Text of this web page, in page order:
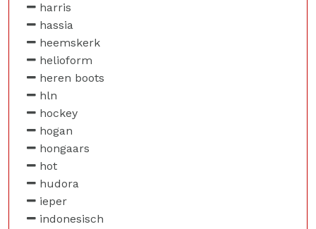
harris
hassia
heemskerk
helioform
heren boots
hln
hockey
hogan
hongaars
hot
hudora
ieper
indonesisch